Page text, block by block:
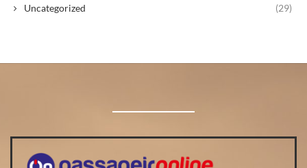
Uncategorized (29)